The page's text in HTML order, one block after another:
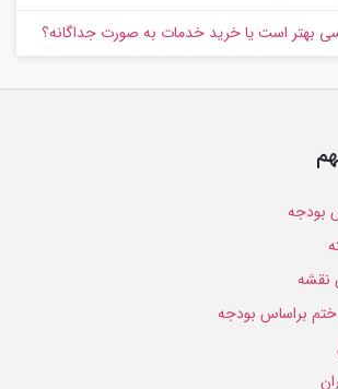
بهتر است یا خرید خدمات به‌ صورت جداگانه؟
بودجه
نقشه
براساس بودجه